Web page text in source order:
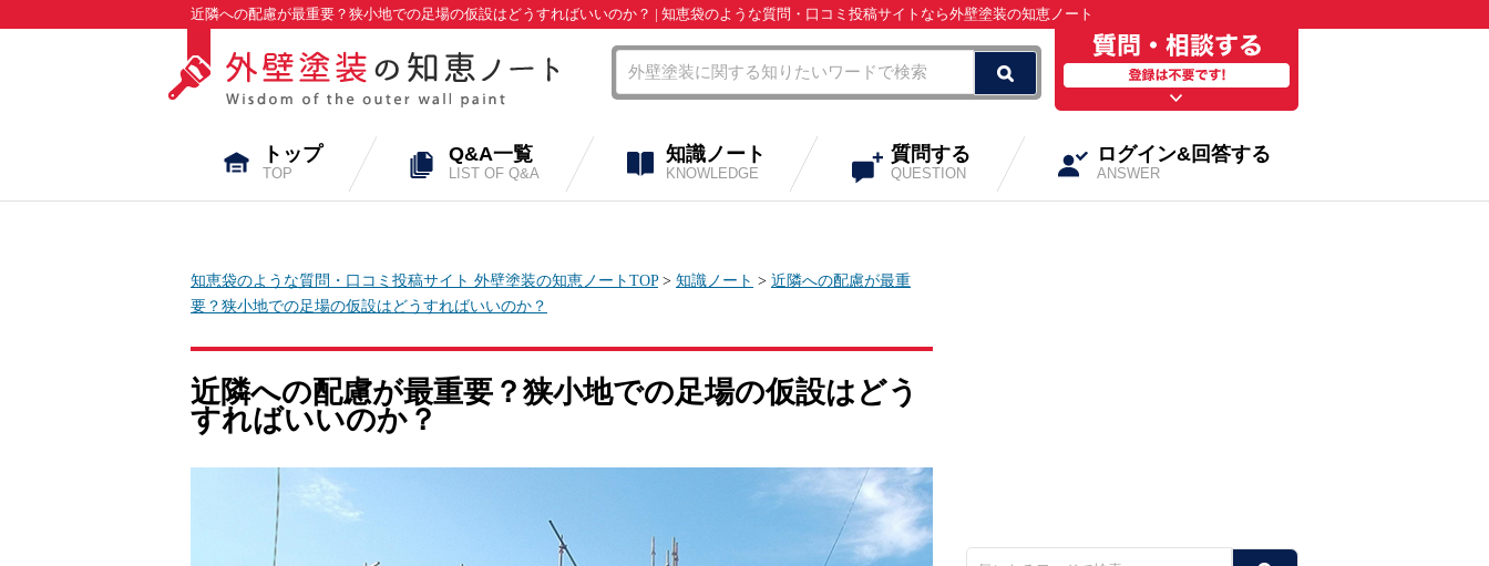
近隣への配慮が最重要？狭小地での足場の仮設はどうすればいいのか？ | 知恵袋のような質問・口コミ投稿サイトなら外壁塗装の知恵ノート
トップ
TOP
Q&A一覧
LIST OF Q&A
知識ノート
KNOWLEDGE
質問する
QUESTION
ログイン&回答する
ANSWER
知恵袋のような質問・口コミ投稿サイト 外壁塗装の知恵ノートTOP> 知識ノート > 近隣への配慮が最重
要？狭小地での足場の仮設はどうすればいいのか？
近隣への配慮が最重要？狭小地での足場の仮設はどう
すればいいのか？